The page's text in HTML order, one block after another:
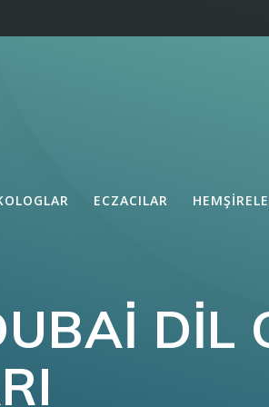
ECZACILAR
DIL